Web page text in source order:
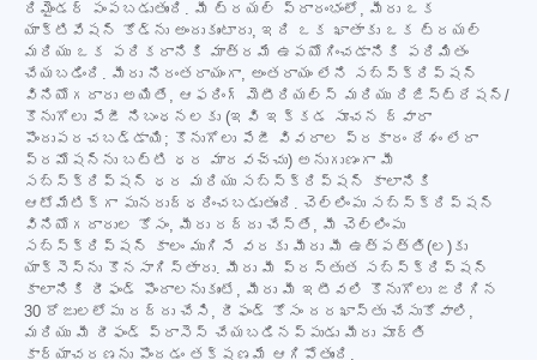
రిమైండర్ పంపబడుతుంది. మీ ట్రయల్ ప్రారంభంలో, మీరు ఒక
యాక్టివేషన్ కోడ్‌ను అందుకుంటారు, ఇది ఒక ఖాతాకు ఒక ట్రయల్
మరియు ఒక పరికరానికి మాత్రమే ఉపయోగించడానికి పరిమితం
చేయబడింది. మీరు నిరంతరాయంగా, అంతరాయం లేని సబ్‌స్క్రిప్షన్
వినియోగదారు అయితే, ఆఫరింగ్ మెటీరియల్స్ మరియు రిజిస్ట్రేషన్/
కొనుగోలు పేజీ నిబంధనలకు (ఇవి ఇక్కడ సూచన ద్వారా
పొందుపరచబడ్డాయి; కొనుగోలు పేజీ వివరాల ప్రకారం దేశం లేదా
ప్రమోషన్‌ను బట్టి ధర మారవచ్చు) అనుగుణంగా మీ
సబ్‌స్క్రిప్షన్ ధర మరియు సబ్‌స్క్రిప్షన్ కాలానికి
ఆటోమేటిక్‌గా పునరుద్ధరించబడుతుంది. చెల్లింపు సబ్‌స్క్రిప్షన్
వినియోగదారుల కోసం, మీరు రద్దు చేస్తే, మీ చెల్లింపు
సబ్‌స్క్రిప్షన్ కాలం ముగిసే వరకు మీరు మీ ఉత్పత్తి(ల)కు
యాక్సెస్‌ను కొనసాగిస్తారు. మీరు మీ ప్రస్తుత సబ్‌స్క్రిప్షన్
కాలానికి రీఫండ్ పొందాలనుకుంటే, మీరు మీ ఇటీవలి కొనుగోలు జరిగిన
30 రోజులలోపు రద్దు చేసి, రీఫండ్ కోసం దరఖాస్తు చేసుకోవాలి,
మరియు మీ రీఫండ్ ప్రాసెస్ చేయబడినప్పుడు మీరు పూర్తి
కార్యాచరణను పొందడం తక్షణమే ఆగిపోతుంది.